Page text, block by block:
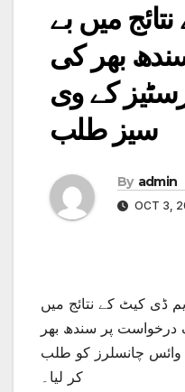
میں بے
بھر کی
کے وی
سیز طلب
By admin
OCT 3,
ڈی کیٹ کے نتائج میں
درخواست پر سندھ بھر
وائس چانسلرز کو طلب
کر لیا۔